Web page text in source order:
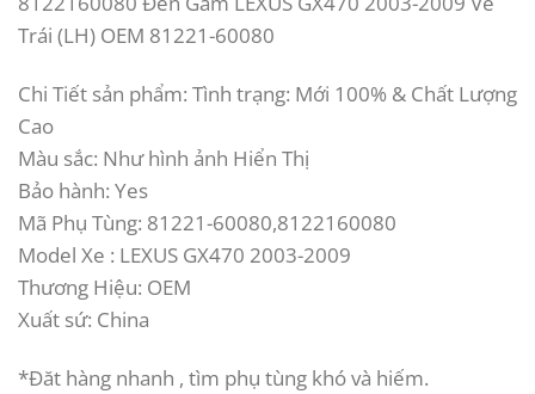
Trái (LH) OEM 81221-60080
Chi Tiết sản phẩm: Tình trạng: Mới 100% & Chất Lượng
Cao
Màu sắc: Như hình ảnh Hiển Thị
Bảo hành: Yes
Mã Phụ Tùng: 81221-60080,8122160080
Model Xe : LEXUS GX470 2003-2009
Thương Hiệu: OEM
Xuất sứ: China
*Đăt hàng nhanh , tìm phụ tùng khó và hiếm.